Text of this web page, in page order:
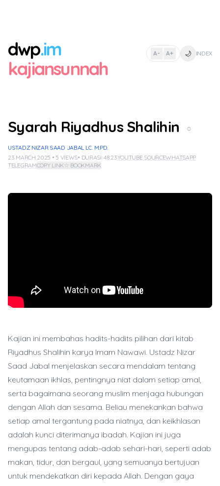
dwp.im
kajiansunnah
A- | A+ 🌙 INDEX
Syarah Riyadhus Shalihin ○
USTADZ NIZAR SAAD JABAL LC. M.PD.
23 MARCH 2025 • 5 VIEWS• DURASI: 48:23YOUTUBE SOURCEWHATSAPP
TELEGRAMCOPY LINK☆ BOOKMARK
Kajian ini membahas hadits-hadits pilihan dari kitab
Riyadhus Shalihin karya Imam Nawawi. Ustadz Nizar
Saad Jabal menjelaskan secara mendalam tentang
keutamaan ikhlas, pentingnya niat dalam setiap amal,
serta bagaimana seorang muslim menjaga hubungan
dengan Allah dan sesama. Beliau menekankan bahwa
setiap amal tergantung pada niatnya, dan keikhlasan
adalah kunci diterimanya ibadah. Kajian ini juga
mengupas tentang adab-adab sehari-hari, seperti adab
makan, tidur, dan bergaul, yang semuanya bertujuan
untuk mendekatkan diri kepada Allah. Dengan gaya